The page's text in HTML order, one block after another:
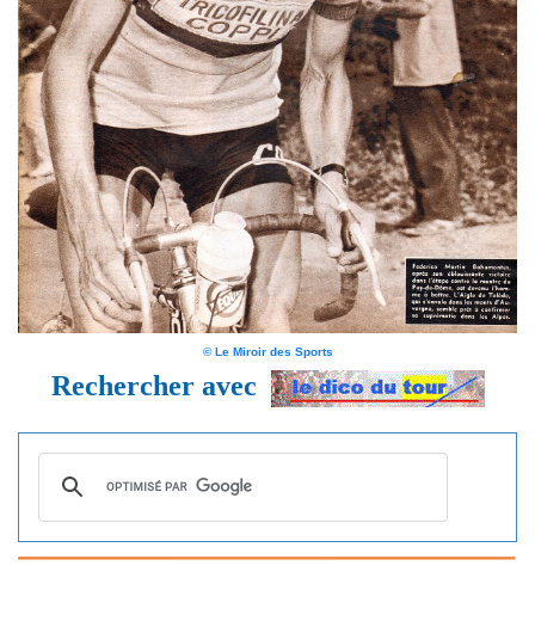
© Le Miroir des Sports
Rechercher avec